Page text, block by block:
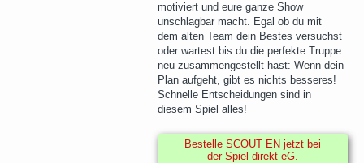
motiviert und eure ganze Show
unschlagbar macht. Egal ob du mit
dem alten Team dein Bestes versuchst
oder wartest bis du die perfekte Truppe
neu zusammengestellt hast: Wenn dein
Plan aufgeht, gibt es nichts besseres!
Schnelle Entscheidungen sind in
diesem Spiel alles!
Bestelle SCOUT EN jetzt bei
der Spiel direkt eG.